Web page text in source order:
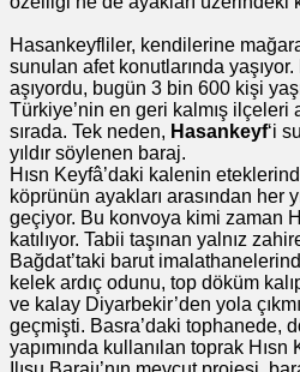
Hasankeyfliler, kendilerine
sunulan afet konutlarında
aşıyordu, bugün 3 bin 600 kişi
Türkiye’nin en geri kalmış ilçeleri
sırada. Tek neden, Hasankeyf‘i
yıldır söylenen baraj.
Hısn Keyfâ’daki kalenin
köprünün ayakları arasından her
geçiyor. Bu konvoya kimi zaman
katılıyor. Tabii taşınan yalnız
Bağdat’taki barut
kelek ardıç odunu, top döküm
ve kalay Diyarbekir’den yola
geçmişti. Basra’daki tophanede,
yapımında kullanılan toprak Hısn